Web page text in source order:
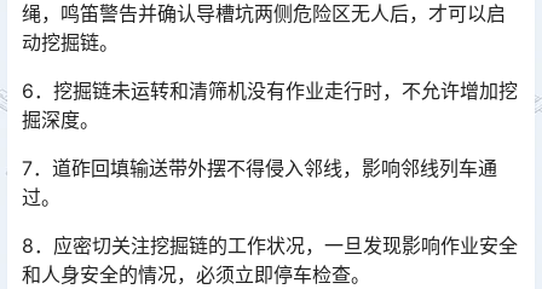
绳，鸣笛警告并确认导槽坑两侧危险区无人后，才可以启
动挖掘链。
6．挖掘链未运转和清筛机没有作业走行时，不允许增加挖
掘深度。
7．道砟回填输送带外摆不得侵入邻线，影响邻线列车通
过。
8．应密切关注挖掘链的工作状况，一旦发现影响作业安全
和人身安全的情况，必须立即停车检查。